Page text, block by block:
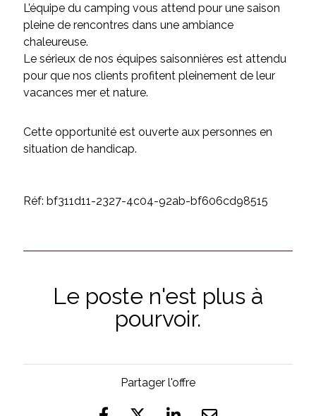
L’équipe du camping vous attend pour une saison
pleine de rencontres dans une ambiance
chaleureuse.
Le sérieux de nos équipes saisonnières est attendu
pour que nos clients profitent pleinement de leur
vacances mer et nature.
Cette opportunité est ouverte aux personnes en
situation de handicap.
Réf: bf311d11-2327-4c04-92ab-bf606cd98515
Le poste n'est plus à
pourvoir.
Partager l'offre